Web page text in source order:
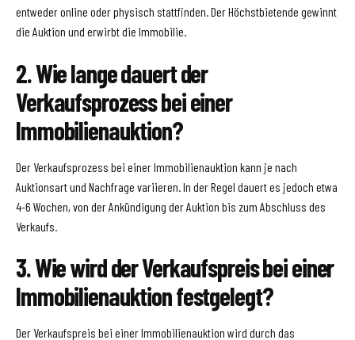
entweder online oder physisch stattfinden. Der Höchstbietende gewinnt
die Auktion und erwirbt die Immobilie.
2. Wie lange dauert der
Verkaufsprozess bei einer
Immobilienauktion?
Der Verkaufsprozess bei einer Immobilienauktion kann je nach
Auktionsart und Nachfrage variieren. In der Regel dauert es jedoch etwa
4-6 Wochen, von der Ankündigung der Auktion bis zum Abschluss des
Verkaufs.
3. Wie wird der Verkaufspreis bei einer
Immobilienauktion festgelegt?
Der Verkaufspreis bei einer Immobilienauktion wird durch das